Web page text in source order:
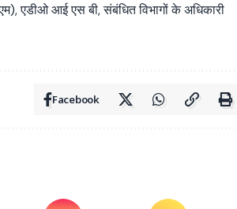
एडीओ आई एस बी, संबंधित विभागों के अधिकारी
Facebook